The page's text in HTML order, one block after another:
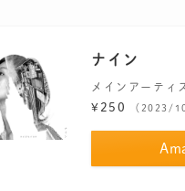
ナイン
メインアーティ
¥250 （2023/